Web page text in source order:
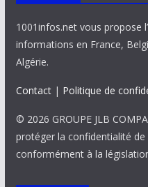
1001infos.net vous propose
informations en France,
Algérie.
Contact| Politique de
© 2026 GROUPE JLB
protéger la confidentialité
conformément à la